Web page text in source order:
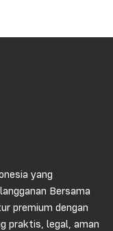
yang
Bersama
premium dengan
praktis, legal, aman